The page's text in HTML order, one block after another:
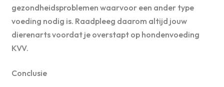
gezondheidsproblemen waarvoor een ander type
voeding nodig is. Raadpleeg daarom altijd jouw
dierenarts voordat je overstapt op hondenvoeding
KVV.
Conclusie